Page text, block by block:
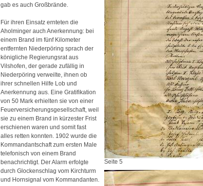
Seite 5
gab es auch Großbrände.
Für ihren Einsatz ernteten die
Aholminger auch Anerkennung: bei
einem Brand im fünf Kilometer
entfernten Niederpöring sprach der
königliche Regierungsrat aus
Vilshofen, der gerade zufällig in
Niederpöring verweilte, ihnen ob
ihrer schnellen Hilfe Lob und
Anerkennung aus. Eine Gratifikation
von 50 Mark erhielten sie von einer
Feuerversicherungsgesellschaft, weil
sie zu einem Brand in kürzester Frist
erschienen waren und somit fast
alles retten konnten. 1902 wurde die
Kommandantschaft zum ersten Male
telefonisch von einem Brand
benachrichtigt. Der Alarm erfolgte
durch Glockenschlag vom Kirchturm
und Hornsignal vom Kommandanten.